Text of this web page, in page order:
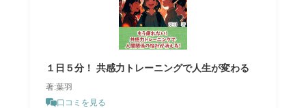
１日５分！ 共感力トレーニングで人生が変わる
著:葉羽
口コミを見る